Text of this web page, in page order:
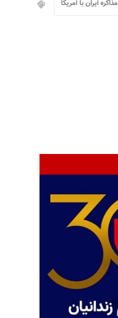
مذاکره ایران با آمریکا